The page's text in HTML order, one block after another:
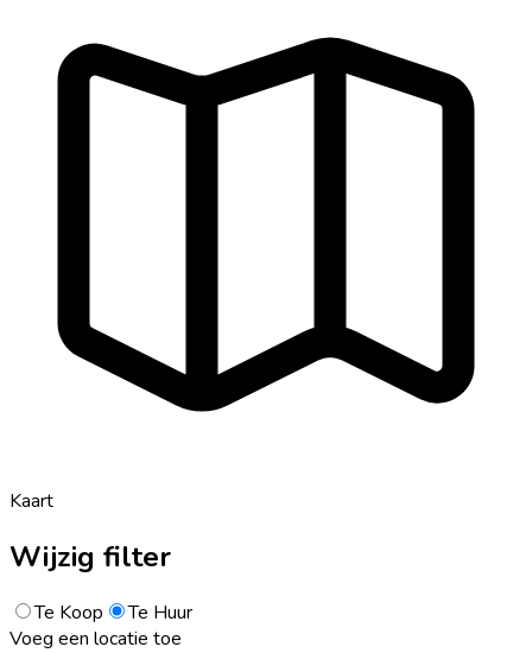
Kaart
Wijzig filter
Te Koop
Te Huur
Voeg een locatie toe